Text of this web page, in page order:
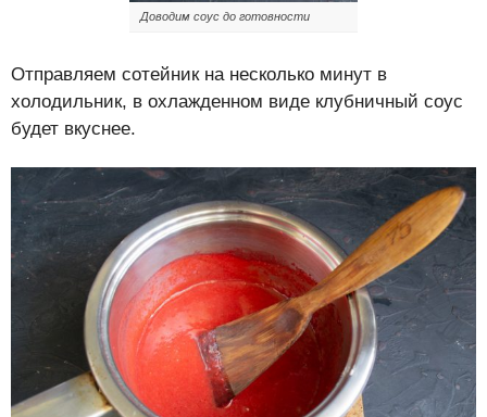
Доводим соус до готовности
Отправляем сотейник на несколько минут в
холодильник, в охлажденном виде клубничный соус
будет вкуснее.